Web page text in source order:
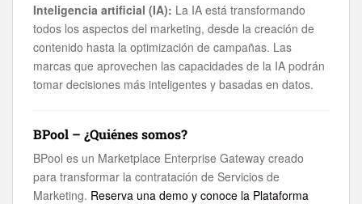
Inteligencia artificial (IA): La IA está transformando
todos los aspectos del marketing, desde la creación de
contenido hasta la optimización de campañas. Las
marcas que aprovechen las capacidades de la IA podrán
tomar decisiones más inteligentes y basadas en datos.
BPool – ¿Quiénes somos?
BPool es un Marketplace Enterprise Gateway creado
para transformar la contratación de Servicios de
Marketing. Reserva una demo y conoce la Plataforma